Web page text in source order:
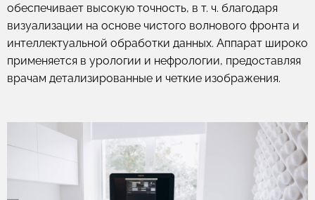
обеспечивает высокую точность, в т. ч. благодаря
визуализации на основе чистого волнового фронта и
интеллектуальной обработки данных. Аппарат широко
применяется в урологии и нефрологии, предоставляя
врачам детализированные и четкие изображения.